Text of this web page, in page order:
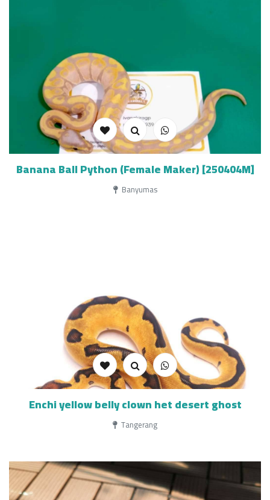
Banana Ball Python (Female Maker) [250404M]
Banyumas
Enchi yellow belly clown het desert ghost
Tangerang